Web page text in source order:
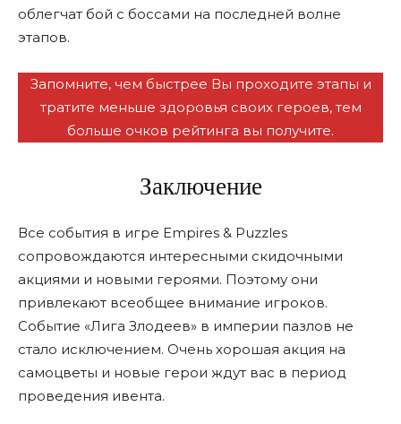
облегчат бой с боссами на последней волне
этапов.
Запомните, чем быстрее Вы проходите этапы и
тратите меньше здоровья своих героев, тем
больше очков рейтинга вы получите.
Заключение
Все события в игре Empires & Puzzles
сопровождаются интересными скидочными
акциями и новыми героями. Поэтому они
привлекают всеобщее внимание игроков.
Событие «Лига Злодеев» в империи пазлов не
стало исключением. Очень хорошая акция на
самоцветы и новые герои ждут вас в период
проведения ивента.